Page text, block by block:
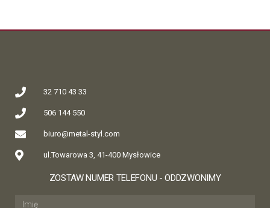
32 710 43 33
506 144 550
biuro@metal-styl.com
ul.Towarowa 3, 41-400 Mysłowice
ZOSTAW NUMER TELEFONU - ODDZWONIMY